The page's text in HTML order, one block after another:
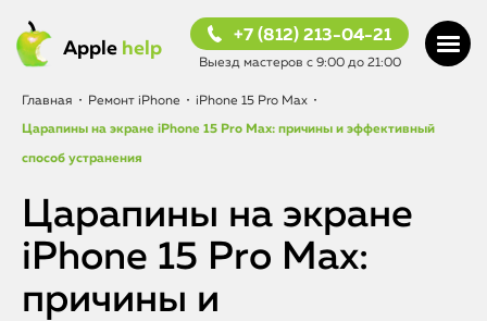
Apple help
+7 (812) 213-04-21
Выезд мастеров с 9:00 до 21:00
Главная • Ремонт iPhone • iPhone 15 Pro Max •
Царапины на экране iPhone 15 Pro Max: причины и эффективный
способ устранения
Царапины на экране
iPhone 15 Pro Max:
причины и